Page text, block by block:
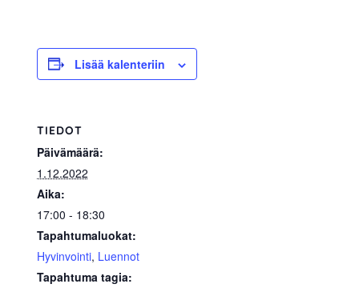
Lisää kalenteriin
TIEDOT
Päivämäärä:
1.12.2022
Aika:
17:00 - 18:30
Tapahtumaluokat:
Hyvinvointi, Luennot
Tapahtuma tagia: